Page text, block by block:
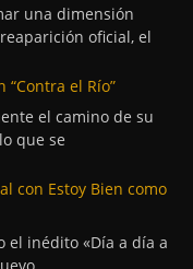
una dimensión
oficial, el
el Río”
el camino de su
que se
con Estoy Bien como
el inédito «Día a día a